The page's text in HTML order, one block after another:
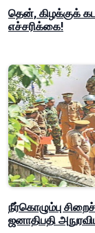
தென், கிழக்குக்
எச்சரிக்கை!
நீர்கொழும்பு
ஜனாதிபதி